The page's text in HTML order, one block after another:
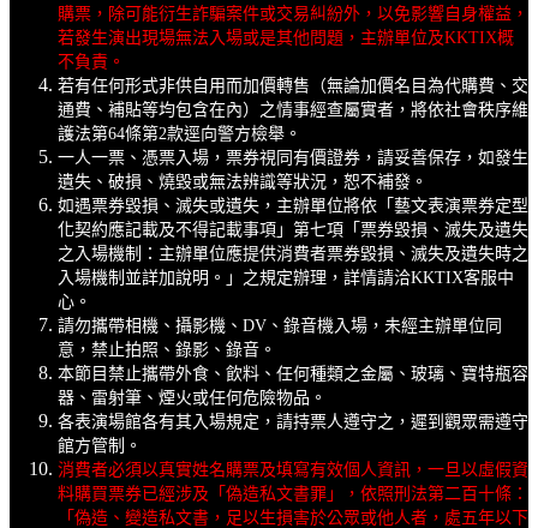
購票，除可能衍生詐騙案件或交易糾紛外，以免影響自身權益，
若發生演出現場無法入場或是其他問題，主辦單位及KKTIX概
不負責。
若有任何形式非供自用而加價轉售（無論加價名目為代購費、交
通費、補貼等均包含在內）之情事經查屬實者，將依社會秩序維
護法第64條第2款逕向警方檢舉。
一人一票、憑票入場，票券視同有價證券，請妥善保存，如發生
遺失、破損、燒毀或無法辨識等狀況，恕不補發。
如遇票券毀損、滅失或遺失，主辦單位將依「藝文表演票券定型
化契約應記載及不得記載事項」第七項「票券毀損、滅失及遺失
之入場機制：主辦單位應提供消費者票券毀損、滅失及遺失時之
入場機制並詳加說明。」之規定辦理，詳情請洽KKTIX客服中
心。
請勿攜帶相機、攝影機、DV、錄音機入場，未經主辦單位同
意，禁止拍照、錄影、錄音。
本節目禁止攜帶外食、飲料、任何種類之金屬、玻璃、寶特瓶容
器、雷射筆、煙火或任何危險物品。
各表演場館各有其入場規定，請持票人遵守之，遲到觀眾需遵守
館方管制。
消費者必須以真實姓名購票及填寫有效個人資訊，一旦以虛假資
料購買票券已經涉及「偽造私文書罪」，依照刑法第二百十條：
「偽造、變造私文書，足以生損害於公眾或他人者，處五年以下